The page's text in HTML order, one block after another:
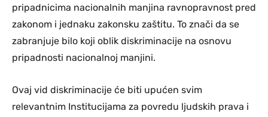
pripadnicima nacionalnih manjina ravnopravnost pred
zakonom i jednaku zakonsku zaštitu. To znači da se
zabranjuje bilo koji oblik diskriminacije na osnovu
pripadnosti nacionalnoj manjini.
Ovaj vid diskriminacije će biti upućen svim
relevantnim Institucijama za povredu ljudskih prava i